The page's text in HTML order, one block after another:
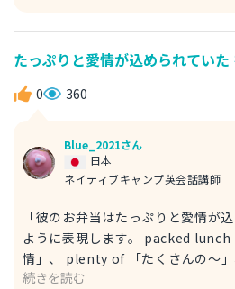
という意味もあります。 例文 There is a serious flaw in
this research. この研究には重大な欠
noticed a flaw in my camera a
時間前にカメラの異変に気づきまし
たっぷりと愛情が込められていた
0 360
Blue_2021さん
ネイティブキャンプ英会話講師
日本
「彼のお弁当はたっぷりと愛情が
ように表現します。 packed lunch 「お弁当」、 love 「愛
情」、 plenty of 「たくさんの～
満ちている」と言います。 Packed lunch from the wife 愛
続きを読む